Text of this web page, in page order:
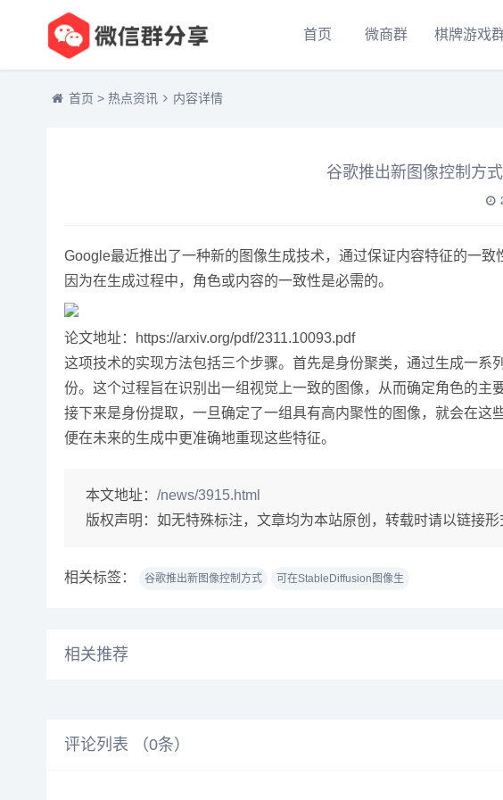
首页 微商群 棋牌游戏
首页 > 热点资讯 内容详情
谷歌推出新图像控制方
Google最近推出了一种新的图像生成技术，通过保证内容特征的一
因为在生成过程中，角色或内容的一致性是必需的。
论文地址：https://arxiv.org/pdf/2311.10093.pdf
这项技术的实现方法包括三个步骤。首先是身份聚类，通过生成一
份。这个过程旨在识别出一组视觉上一致的图像，从而确定角色的主
接下来是身份提取，一旦确定了一组具有高内聚性的图像，就会在
便在未来的生成中更准确地重现这些特征。
本文地址： /news/3915.html
版权声明： 如无特殊标注，文章均为本站原创，转载时请以链接形
相关标签： 谷歌推出新图像控制方式 可在StableDiffusion图像生
相关推荐
评论列表 （0条）